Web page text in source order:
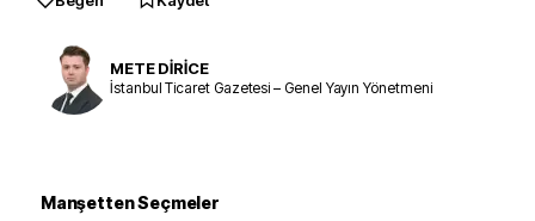
METE DİRİCE
İstanbul Ticaret Gazetesi – Genel Yayın Yönetmeni
Manşetten Seçmeler